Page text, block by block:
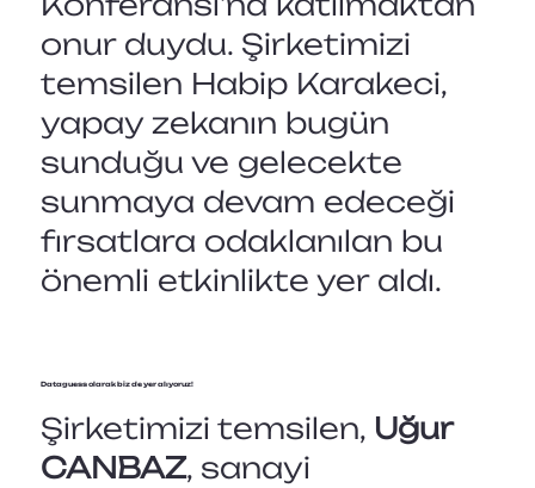
onur duydu. Şirketimizi
temsilen Habip Karakeci,
yapay zekanın bugün
sunduğu ve gelecekte
sunmaya devam edeceği
fırsatlara odaklanılan bu
önemli etkinlikte yer aldı.
Dataguessolarak biz de yer alıyoruz!
Şirketimizi temsilen, Uğur
CANBAZ, sanayi